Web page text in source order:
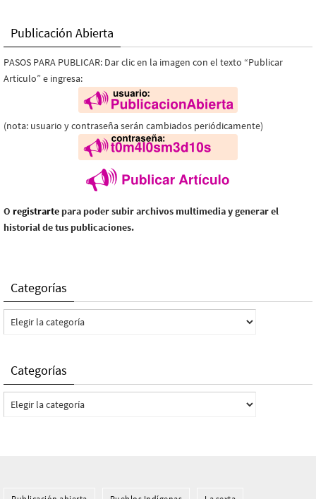
Publicación Abierta
PASOS PARA PUBLICAR: Dar clic en la imagen con el texto “Publicar
Artículo” e ingresa:
(nota: usuario y contraseña serán cambiados periódicamente)
O registrarte para poder subir archivos multimedia y generar el
historial de tus publicaciones.
Categorías
Categorías
Categorías
Categorías